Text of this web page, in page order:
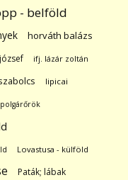
- belföld
horváth balázs
ifj. lázár zoltán
lipicai
Lovastusa - külföld
Paták; lábak